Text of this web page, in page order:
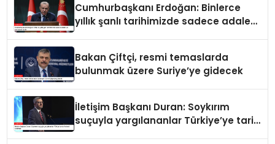
Cumhurbaşkanı Erdoğan: Binlerce
yıllık şanlı tarihimizde sadece adalet
Bakan Çiftçi, resmi temaslarda
bulunmak üzere Suriye’ye gidecek
İletişim Başkanı Duran: Soykırım
suçuyla yargılananlar Türkiye’ye tarih